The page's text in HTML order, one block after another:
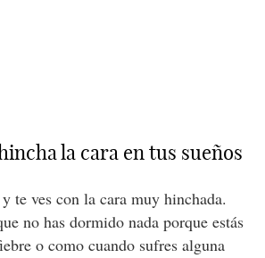
la cara en tus sueños
te ves con la cara muy hinchada.
no has dormido nada porque estás
o como cuando sufres alguna